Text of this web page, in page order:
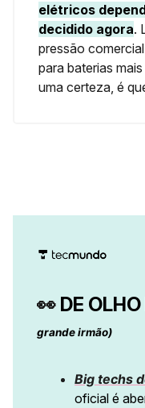
elétricos
decidido agora.
pressão
para baterias
uma certeza, é
👀 DE
grande irmão)
Big techs
oficial é